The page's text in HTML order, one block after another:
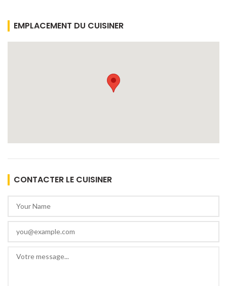
EMPLACEMENT DU CUISINER
CONTACTER LE CUISINER